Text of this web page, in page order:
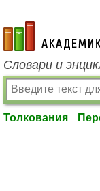
academic.ru
Словари и
Толкования